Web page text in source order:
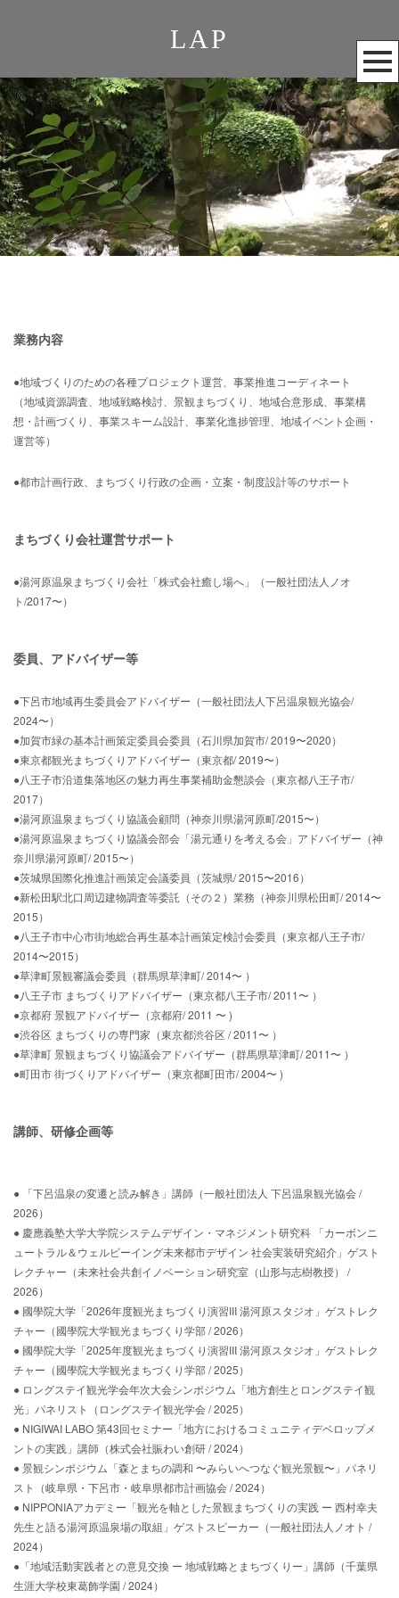
LAP
メ
ニ
ュ
ー
を
開
く
業務内容
●地域づくりのための各種プロジェクト運営、事業推進コーディネート
（地域資源調査、地域戦略検討、景観まちづくり、地域合意形成、事業構
想・計画づくり、事業スキーム設計、事業化進捗管理、地域イベント企画・
運営等）
●都市計画行政、まちづくり行政の企画・立案・制度設計等のサポート
まちづくり会社運営サポート
●湯河原温泉まちづくり会社「株式会社癒し場へ」（一般社団法人ノオ
ト/2017〜）
委員、アドバイザー等
●下呂市地域再生委員会アドバイザー（一般社団法人下呂温泉観光協会/
2024〜）
●加賀市緑の基本計画策定委員会委員（石川県加賀市/ 2019〜2020）
●東京都観光まちづくりアドバイザー（東京都/ 2019〜）
●八王子市沿道集落地区の魅力再生事業補助金懇談会（東京都八王子市/
2017）
●湯河原温泉まちづくり協議会顧問（神奈川県湯河原町/2015〜）
●湯河原温泉まちづくり協議会部会「湯元通りを考える会」アドバイザー（神
奈川県湯河原町/ 2015〜）
●茨城県国際化推進計画策定会議委員（茨城県/ 2015〜2016）
●新松田駅北口周辺建物調査等委託（その２）業務（神奈川県松田町/ 2014〜
2015）
●八王子市中心市街地総合再生基本計画策定検討会委員（東京都八王子市/
2014〜2015）
●草津町景観審議会委員（群馬県草津町/ 2014〜 ）
●八王子市 まちづくりアドバイザー（東京都八王子市/ 2011〜 ）
●京都府 景観アドバイザー（京都府/ 2011 〜 )
●渋谷区 まちづくりの専門家（東京都渋谷区 / 2011〜 ）
●草津町 景観まちづくり協議会アドバイザー（群馬県草津町/ 2011〜 ）
●町田市 街づくりアドバイザー（東京都町田市/ 2004〜 )
講師、研修企画等
● 「下呂温泉の変遷と読み解き」講師（一般社団法人 下呂温泉観光協会 /
2026）
● 慶應義塾大学大学院システムデザイン・マネジメント研究科 「カーボンニ
ュートラル＆ウェルビーイング未来都市デザイン 社会実装研究紹介」ゲスト
レクチャー（未来社会共創イノベーション研究室（山形与志樹教授） /
2026）
● 國學院大学「2026年度観光まちづくり演習III 湯河原スタジオ」ゲストレク
チャー（國學院大学観光まちづくり学部 / 2026）
● 國學院大学「2025年度観光まちづくり演習III 湯河原スタジオ」ゲストレク
チャー（國學院大学観光まちづくり学部 / 2025）
● ロングステイ観光学会年次大会シンポジウム「地方創生とロングステイ観
光」パネリスト（ロングステイ観光学会 / 2025）
● NIGIWAI LABO 第43回セミナー「地方におけるコミュニティデベロップメ
ントの実践」講師（株式会社賑わい創研 / 2024）
● 景観シンポジウム「森とまちの調和 〜みらいへつなぐ観光景観〜」パネリ
スト（岐阜県・下呂市・岐阜県都市計画協会 / 2024）
● NIPPONIAアカデミー「観光を軸とした景観まちづくりの実践 ー 西村幸夫
先生と語る湯河原温泉場の取組」ゲストスピーカー（一般社団法人ノオト /
2024）
●「地域活動実践者との意見交換 ー 地域戦略とまちづくりー」講師（千葉県
生涯大学校東葛飾学園 / 2024）